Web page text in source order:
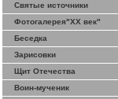
Святые источники
Фотогалерея"ХХ век"
Беседка
Зарисовки
Щит Отечества
Воин-мученик